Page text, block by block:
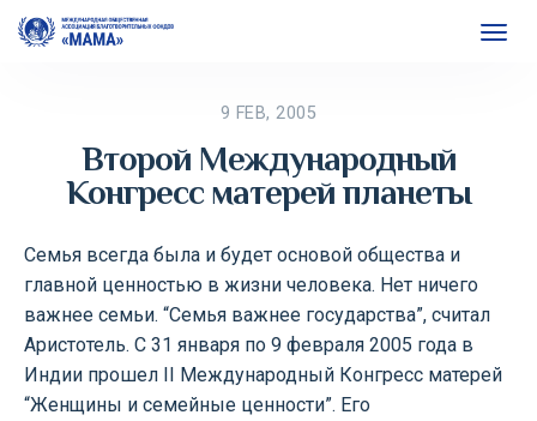
9 FEB, 2005
Второй Международный
Конгресс матерей планеты
Семья всегда была и будет основой общества и
главной ценностью в жизни человека. Нет ничего
важнее семьи. “Семья важнее государства”, считал
Аристотель. C 31 января по 9 февраля 2005 года в
Индии прошел II Международный Конгресс матерей
“Женщины и семейные ценности”. Его